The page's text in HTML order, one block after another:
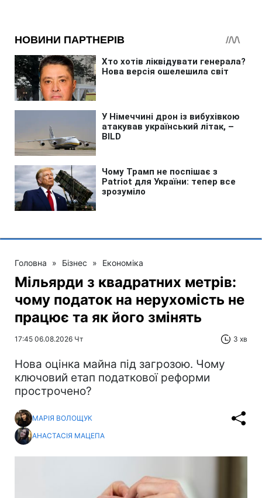
Головна » Бізнес » Економіка
Мільярди з квадратних метрів:
чому податок на нерухомість не
працює та як його змінять
17:45 06.08.2026 Чт 3 хв
Нова оцінка майна під загрозою. Чому
ключовий етап податкової реформи
прострочено?
МАРІЯ ВОЛОЩУК
АНАСТАСІЯ МАЦЕПА